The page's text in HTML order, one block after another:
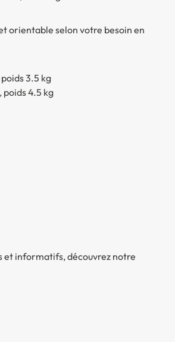
orientable selon votre besoin en
3.5 kg
poids 4.5 kg
et informatifs, découvrez notre